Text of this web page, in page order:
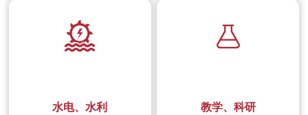
水电、水利 教学、科研